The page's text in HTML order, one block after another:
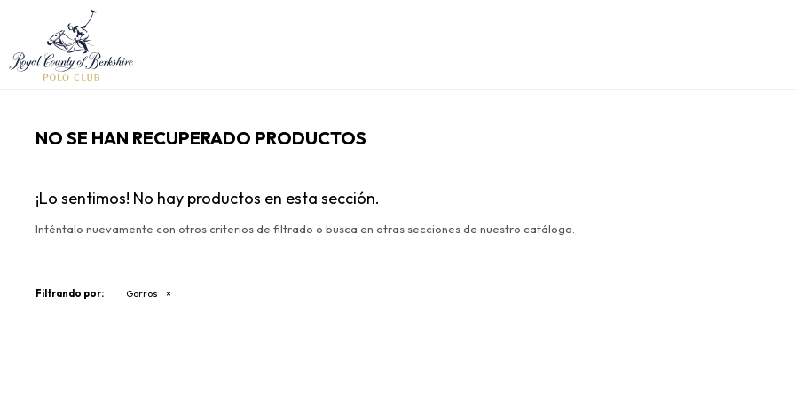
NO SE HAN RECUPERADO PRODUCTOS
¡Lo sentimos! No hay productos en esta sección.
Inténtalo nuevamente con otros criterios de filtrado o busca en otras secciones de nuestro catálogo.
Filtrando por: Gorros